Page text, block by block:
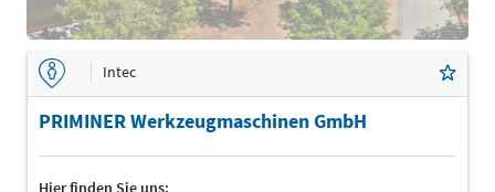
Intec
PRIMINER Werkzeugmaschinen GmbH
Hier finden Sie uns: